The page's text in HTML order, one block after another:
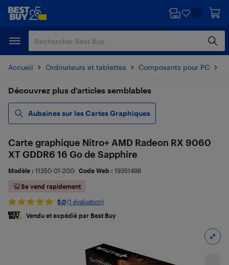
Passer
principal
Passer
Accueil Ordinateurs et tablettes Composants pour PC
Découvrez plus d’articles semblables
Aubaines sur les Cartes Graphiques
Carte graphique Nitro+ AMD Radeon RX 9060
XT GDDR6 16 Go de Sapphire
Modèle : 11350-01-20G Code Web : 19351498
Se vend rapidement
5.0(1 évaluation)
Vendu et expédié par Best Buy